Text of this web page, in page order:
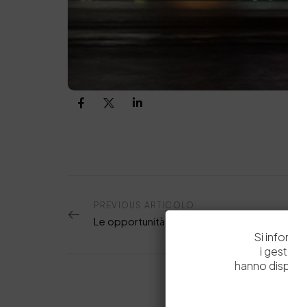
PREVIOUS ARTICOLO
Le opportunità di Finanziamento di
Si
i
hanno